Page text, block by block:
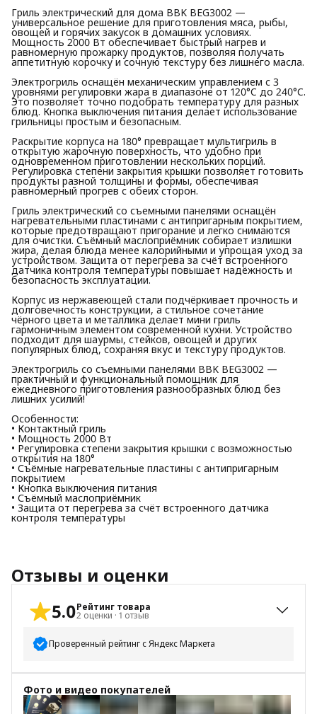
Гриль электрический для дома BBK BEG3002 —
универсальное решение для приготовления мяса, рыбы,
овощей и горячих закусок в домашних условиях.
Мощность 2000 Вт обеспечивает быстрый нагрев и
равномерную прожарку продуктов, позволяя получать
аппетитную корочку и сочную текстуру без лишнего масла.
Электрогриль оснащён механическим управлением с 3
уровнями регулировки жара в диапазоне от 120°C до 240°C.
Это позволяет точно подобрать температуру для разных
блюд. Кнопка выключения питания делает использование
грильницы простым и безопасным.
Раскрытие корпуса на 180° превращает мультигриль в
открытую жарочную поверхность, что удобно при
одновременном приготовлении нескольких порций.
Регулировка степени закрытия крышки позволяет готовить
продукты разной толщины и формы, обеспечивая
равномерный прогрев с обеих сторон.
Гриль электрический со съемными панелями оснащён
нагревательными пластинами с антипригарным покрытием,
которые предотвращают пригорание и легко снимаются
для очистки. Съёмный маслоприёмник собирает излишки
жира, делая блюда менее калорийными и упрощая уход за
устройством. Защита от перегрева за счёт встроенного
датчика контроля температуры повышает надёжность и
безопасность эксплуатации.
Корпус из нержавеющей стали подчёркивает прочность и
долговечность конструкции, а стильное сочетание
чёрного цвета и металлика делает мини гриль
гармоничным элементом современной кухни. Устройство
подходит для шаурмы, стейков, овощей и других
популярных блюд, сохраняя вкус и текстуру продуктов.
Электрогриль со съемными панелями BBK BEG3002 —
практичный и функциональный помощник для
ежедневного приготовления разнообразных блюд без
лишних усилий!
Особенности:
• Контактный гриль
• Мощность 2000 Вт
• Регулировка степени закрытия крышки с возможностью
открытия на 180°
• Съёмные нагревательные пластины с антипригарным
покрытием
• Кнопка выключения питания
• Съёмный маслоприёмник
• Защита от перегрева за счёт встроенного датчика
контроля температуры
Отзывы и оценки
5.0Рейтинг товара
2 оценки · 1 отзыв
Проверенный рейтинг с Яндекс Маркета
5 звёзд
2
4 звезды
0
Фото и видео покупателей